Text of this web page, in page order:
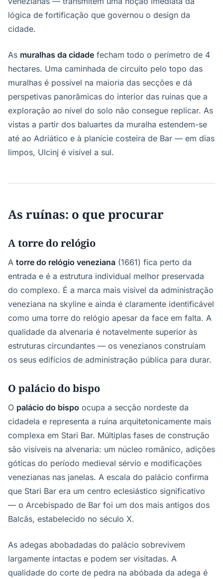
lógica de fortificação que governou o design da
cidade.
As muralhas da cidade fecham todo o perímetro de 4
hectares. Uma caminhada de circuito pelo topo das
muralhas é possível na maioria das secções e dá
perspetivas panorâmicas do interior das ruínas que a
exploração ao nível do solo não consegue replicar. As
vistas a partir dos baluartes da muralha estendem-se
até ao Adriático e à planície costeira de Bar — em dias
limpos, Ulcinj é visível a sul.
As ruínas: o que procurar
A torre do relógio
A torre do relógio veneziana (1661) fica perto da
entrada e é a estrutura individual melhor preservada
do complexo. É a marca mais visível da administração
veneziana na skyline e ainda é claramente identificável
como uma torre do relógio apesar da face em falta. A
qualidade da alvenaria é notavelmente superior às
estruturas circundantes — os venezianos construíam
os seus edifícios de administração pública para durar.
O palácio do bispo
O palácio do bispo ocupa a secção nordeste da
cidadela e representa a ruína arquitetonicamente mais
complexa em Stari Bar. Múltiplas fases de construção
são visíveis na alvenaria: um núcleo românico, adições
góticas do período medieval sérvio e modificações
venezianas nas janelas. A escala do palácio confirma
que Stari Bar era um centro eclesiástico significativo
— o Arcebispado de Bar foi um dos mais antigos dos
Balcãs, estabelecido no século X.
As adegas abobadadas do palácio sobrevivem
largamente intactas e podem ser visitadas. A
qualidade do corte de pedra na abóbada da adega é